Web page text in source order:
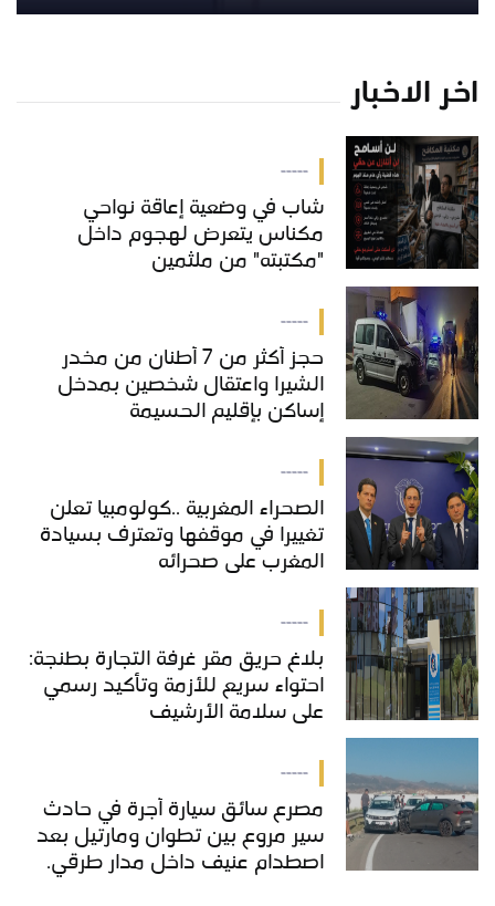
اخر الاخبار
-----
شاب في وضعية إعاقة نواحي
مكناس يتعرض لهجوم داخل
"مكتبته" من ملثمين
-----
حجز أكثر من 7 أطنان من مخدر
الشيرا واعتقال شخصين بمدخل
إساكن بإقليم الحسيمة
-----
الصحراء المغربية ..كولومبيا تعلن
تغييرا في موقفها وتعترف بسيادة
المغرب على صحرائه
-----
بلاغ حريق مقر غرفة التجارة بطنجة:
احتواء سريع للأزمة وتأكيد رسمي
على سلامة الأرشيف
-----
مصرع سائق سيارة أجرة في حادث
سير مروع بين تطوان ومارتيل بعد
اصطدام عنيف داخل مدار طرقي.